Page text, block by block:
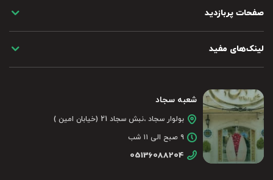
صفحات پربازدید
لینک‌های مفید
شعبه سجاد
بولوار سجاد ،نبش سجاد 21 (خیابان امین )
۹ صبح الی ۱۱ شب
05136088204